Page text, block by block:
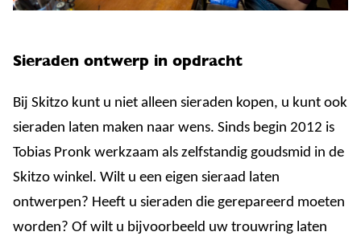
Sieraden ontwerp in opdracht
Bij Skitzo kunt u niet alleen sieraden kopen, u kunt ook
sieraden laten maken naar wens. Sinds begin 2012 is
Tobias Pronk werkzaam als zelfstandig goudsmid in de
Skitzo winkel. Wilt u een eigen sieraad laten
ontwerpen? Heeft u sieraden die gerepareerd moeten
worden? Of wilt u bijvoorbeeld uw trouwring laten